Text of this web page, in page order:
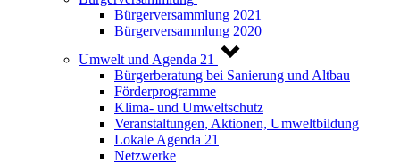
Bürgerversammlung 2021
Bürgerversammlung 2020
Umwelt und Agenda 21
Bürgerberatung bei Sanierung und Altbau
Förderprogramme
Klima- und Umweltschutz
Veranstaltungen, Aktionen, Umweltbildung
Lokale Agenda 21
Netzwerke